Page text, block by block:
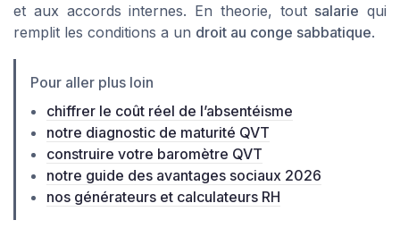
et aux accords internes. En theorie, tout salarie qui
remplit les conditions a un droit au conge sabbatique.
Pour aller plus loin
chiffrer le coût réel de l’absentéisme
notre diagnostic de maturité QVT
construire votre baromètre QVT
notre guide des avantages sociaux 2026
nos générateurs et calculateurs RH